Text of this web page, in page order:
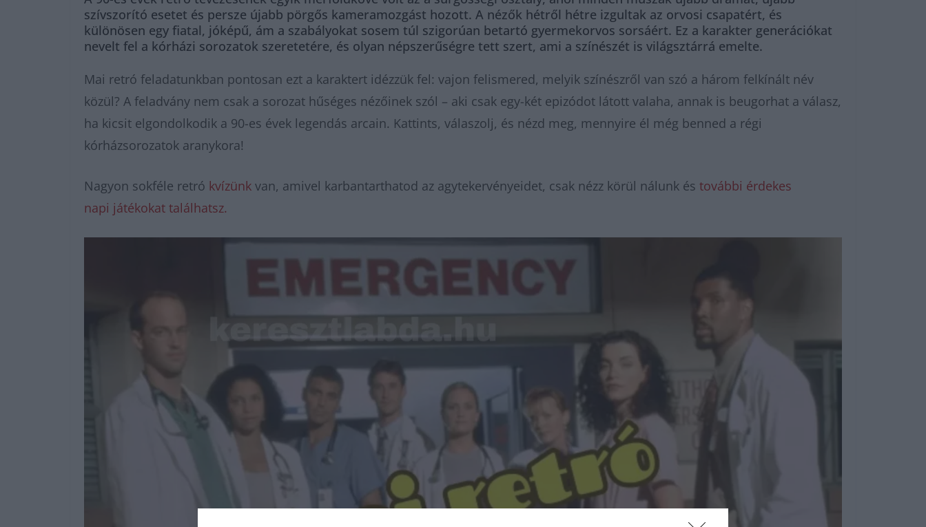
szívszorító esetet és persze újabb pörgős kameramozgást hozott. A nézők hétről hétre izgultak az orvosi csapatért, és
különösen egy fiatal, jóképű, ám a szabályokat sosem túl szigorúan betartó gyermekorvos sorsáért. Ez a karakter generációkat
nevelt fel a kórházi sorozatok szeretetére, és olyan népszerűségre tett szert, ami a színészét is világsztárrá emelte.
Mai retró feladatunkban pontosan ezt a karaktert idézzük fel: vajon felismered, melyik színészről van szó a három felkínált név
közül? A feladvány nem csak a sorozat hűséges nézőinek szól – aki csak egy-két epizódot látott valaha, annak is beugorhat a válasz,
ha kicsit elgondolkodik a 90-es évek legendás arcain. Kattints, válaszolj, és nézd meg, mennyire él még benned a régi
kórházsorozatok aranykora!
Nagyon sokféle retró kvízünk van, amivel karbantarthatod az agytekervényeidet, csak nézz körül nálunk és további érdekes
napi játékokat találhatsz.